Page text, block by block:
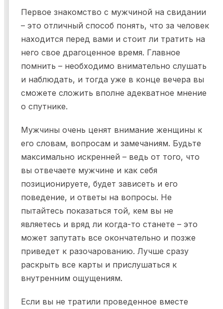
Первое знакомство с мужчиной на свидании
– это отличный способ понять, что за человек
находится перед вами и стоит ли тратить на
него свое драгоценное время. Главное
помнить – необходимо внимательно слушать
и наблюдать, и тогда уже в конце вечера вы
сможете сложить вполне адекватное мнение
о спутнике.
Мужчины очень ценят внимание женщины к
его словам, вопросам и замечаниям. Будьте
максимально искренней – ведь от того, что
вы отвечаете мужчине и как себя
позиционируете, будет зависеть и его
поведение, и ответы на вопросы. Не
пытайтесь показаться той, кем вы не
являетесь и вряд ли когда-то станете – это
может запутать все окончательно и позже
приведет к разочарованию. Лучше сразу
раскрыть все карты и прислушаться к
внутренним ощущениям.
Если вы не тратили проведенное вместе